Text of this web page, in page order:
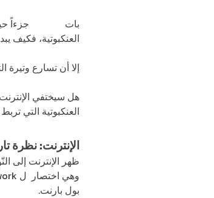
بات
جزءاً
العنكبوتية، فكيف
إلا أن تسارع
هل سيختفي
العنكبوتية التي
الإنترنت: نظرة
ظهر الإنترنت إلى
بول بارنت.